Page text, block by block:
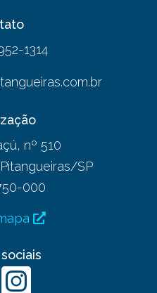
1314
nº 510
SP
000